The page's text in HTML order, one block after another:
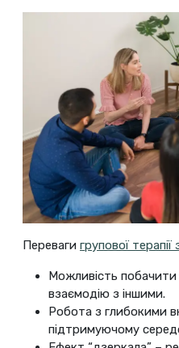
Переваги групової
Можливість побачити
взаємодію з іншими.
Робота з глибокими
підтримуючому